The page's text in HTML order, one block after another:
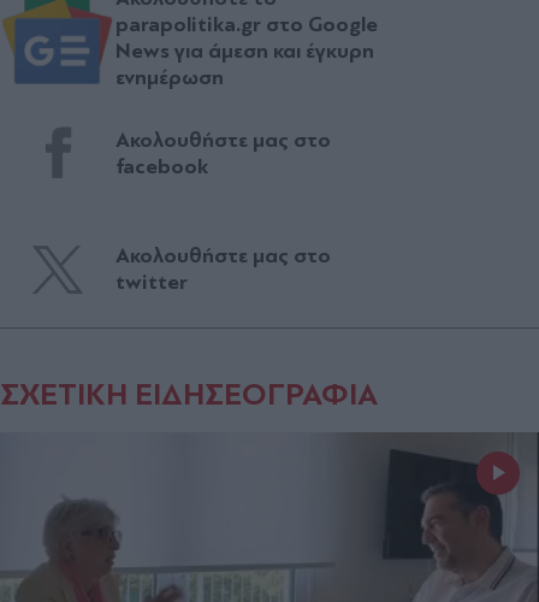
parapolitika.gr στο Google
News για άμεση και έγκυρη
ενημέρωση
Ακολουθήστε μας στο
facebook
Ακολουθήστε μας στο
twitter
ΣΧΕΤΙΚΗ ΕΙΔΗΣΕΟΓΡΑΦΙΑ